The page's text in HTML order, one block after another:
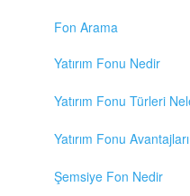
Fon Arama
Yatırım Fonu Nedir
Yatırım Fonu Türleri
Yatırım Fonu
Şemsiye Fon Nedir